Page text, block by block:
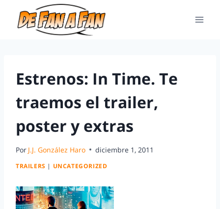
Estrenos: In Time. Te
traemos el trailer,
poster y extras
Por J.J. González Haro diciembre 1, 2011
TRAILERS | UNCATEGORIZED